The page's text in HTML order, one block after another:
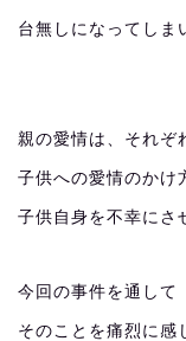
台無しになってしま
親の愛情は、それぞ
子供への愛情のかけ
子供自身を不幸にさ
今回の事件を通して
そのことを痛烈に感